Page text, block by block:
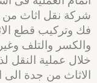
شركة نقل اثاث من
فك وتركيب قطع
والكسر والتلف
خلال عملية النقل
الاثاث من جدة الى